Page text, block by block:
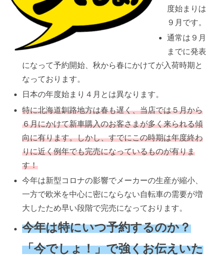
度始まりは
９月です。
通常は９月
までに発表
になって予約開始、秋から春にかけてが入荷時期と
なっております。
日本の年度始まり４月とは異なります。
特に北海道釧路地方は春も遅く、当店では５月から
６月にかけて新車購入のお客さまが多く来られる傾
向に有ります。しかし、すでにこの時期は年度終わ
りに近く例年でも完売になっているものが有りま
す！
今年は新型コロナの影響でメーカーの生産が縮小、
一方で欧米を中心に密にならない自転車の需要が増
大したため早い段階で完売になっております。
今年は特にいつ予約するのか？
「今でしょ！」で強くお伝えいた